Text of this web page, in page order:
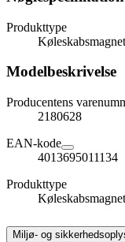
Produkttype
Køleskabsmagnet
Modelbeskrivelse
Producentens
2180628
EAN-kode
4013695011134
Produkttype
Køleskabsmagnet
Miljø- og